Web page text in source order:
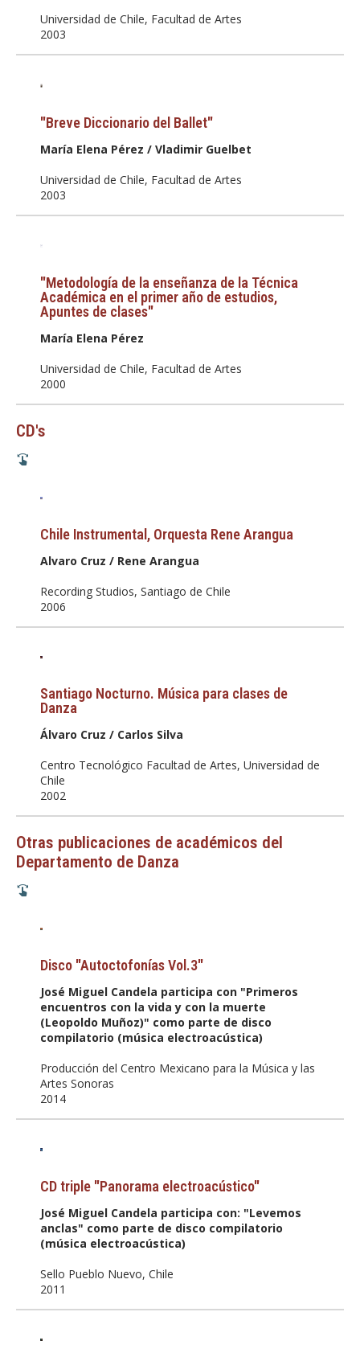
Universidad de Chile, Facultad de Artes
2003
"Breve Diccionario del Ballet"
María Elena Pérez / Vladimir Guelbet
Universidad de Chile, Facultad de Artes
2003
"Metodología de la enseñanza de la Técnica
Académica en el primer año de estudios,
Apuntes de clases"
María Elena Pérez
Universidad de Chile, Facultad de Artes
2000
CD's
Chile Instrumental, Orquesta Rene Arangua
Alvaro Cruz / Rene Arangua
Recording Studios, Santiago de Chile
2006
Santiago Nocturno. Música para clases de
Danza
Álvaro Cruz / Carlos Silva
Centro Tecnológico Facultad de Artes, Universidad de
Chile
2002
Otras publicaciones de académicos del
Departamento de Danza
Disco "Autoctofonías Vol.3"
José Miguel Candela participa con "Primeros
encuentros con la vida y con la muerte
(Leopoldo Muñoz)" como parte de disco
compilatorio (música electroacústica)
Producción del Centro Mexicano para la Música y las
Artes Sonoras
2014
CD triple "Panorama electroacústico"
José Miguel Candela participa con: "Levemos
anclas" como parte de disco compilatorio
(música electroacústica)
Sello Pueblo Nuevo, Chile
2011